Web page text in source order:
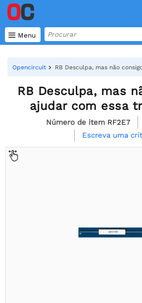
 Menu
Opencircuit RB Desculpa, mas não
RB Desculpa, mas
ajudar com essa
Número de item RF2E7
Escreva uma